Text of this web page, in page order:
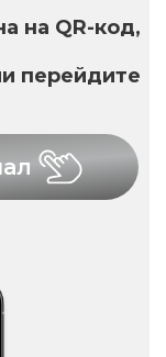
на QR-код,
перейдите